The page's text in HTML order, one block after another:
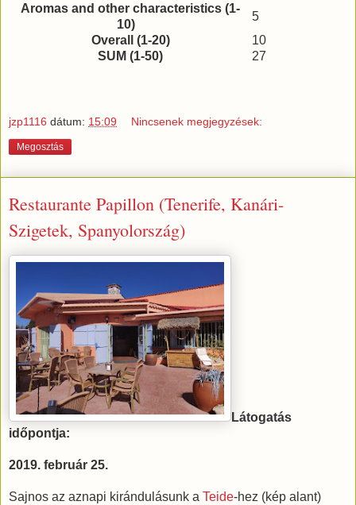
Aromas and other characteristics (1-
10)
5
Overall (1-20)
10
SUM (1-50)
27
jzp1116 dátum: 15:09 Nincsenek megjegyzések:
Megosztás
Restaurante Papillon (Tenerife, Kanári-
Szigetek, Spanyolország)
Látogatás
időpontja:
2019. február 25.
Sajnos az aznapi kirándulásunk a Teide-hez (kép alant)